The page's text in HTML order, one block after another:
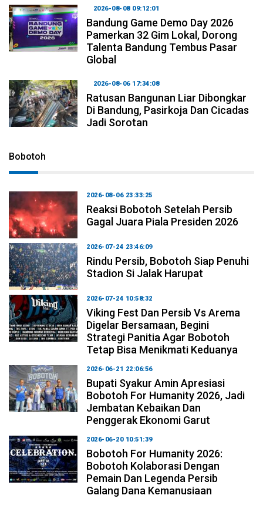
2026-08-08 09:12:01
Bandung Game Demo Day 2026
Pamerkan 32 Gim Lokal, Dorong
Talenta Bandung Tembus Pasar
Global
2026-08-06 17:34:08
Ratusan Bangunan Liar Dibongkar
Di Bandung, Pasirkoja Dan Cicadas
Jadi Sorotan
Bobotoh
2026-08-06 23:33:25
Reaksi Bobotoh Setelah Persib
Gagal Juara Piala Presiden 2026
2026-07-24 23:46:09
Rindu Persib, Bobotoh Siap Penuhi
Stadion Si Jalak Harupat
2026-07-24 10:58:32
Viking Fest Dan Persib Vs Arema
Digelar Bersamaan, Begini
Strategi Panitia Agar Bobotoh
Tetap Bisa Menikmati Keduanya
2026-06-21 22:06:56
Bupati Syakur Amin Apresiasi
Bobotoh For Humanity 2026, Jadi
Jembatan Kebaikan Dan
Penggerak Ekonomi Garut
2026-06-20 10:51:39
Bobotoh For Humanity 2026:
Bobotoh Kolaborasi Dengan
Pemain Dan Legenda Persib
Galang Dana Kemanusiaan